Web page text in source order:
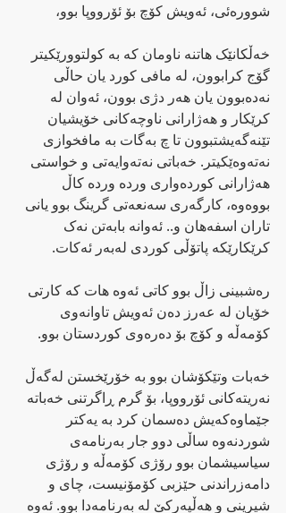
شوورەئی، ئەویش کۆچ بۆ ئۆرووپا بوو،
خەڵکانێک هاتنە ناومان کە بە کولتوورێکیتر
گۆج کرابوون، لە مافی کورد یان حاڵی
نەدەبوون یان هەر دژی بوون، ئەوان لە
کرێکار و هەژارانی ناوچەکانی خۆیشیان
تێنەگەیشتبوون تا چ بەگات بە مافخوازی
نەتەوەێکیتر. خەباتی نەتەوایەتی و خواستی
هەژارانی کوردەواری وردە وردە کاڵ
بووەوە، کارگەری سەنعەتی گرینگ بوو یانی
تاران اسفەهان و.. ئەوانە بابەتن نەک
کرێکارێکە پاتۆڵی کوردی لەبەر ئەکات.
رەشبینی زاڵ بوو کاتی ئەوە هات کە کارتی
خۆیان لە عەرز دەن ئەویش تاوانەوی
کۆمەڵە و کۆچ بۆ دەرەوی کوردستان بوو.
خەبات وتێکۆشان بوو بە خۆرێخستن لەگەڵ
نەریتەکانی ئۆرووپا، بۆ گرم ڕاگرتنی خەباتە
جێماوەکەیش دەسمان کرد بە یەکتر
شوردنەوە ساڵی دوو جار بەرنامەی
سیاسیشمان بوو رۆژی کۆمەڵە و رۆژی
دامەزراندنی حێزبی کۆمۆنیست، چای و
شیرینی و هەڵپەرکێ لە بەرنامەدا بوو. ئەوە